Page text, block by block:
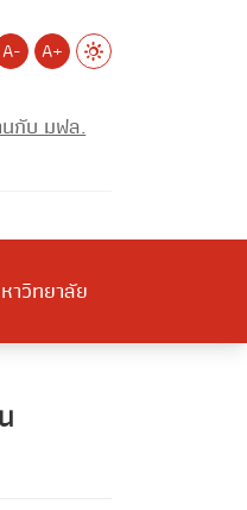
A- A+
นกับ มฟล.
าวิทยาลัย